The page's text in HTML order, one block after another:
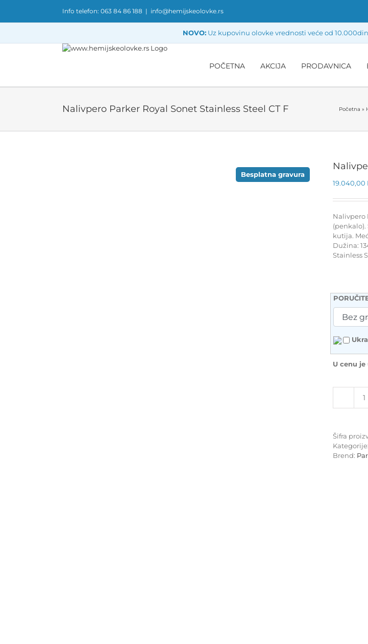
content
Info telefon: 063 84 86 188 | info@hemijskeolovke.rs
NOVO:Uz kupovinu olovke vrednosti veće od
POČETNA AKCIJA PRODAVNICA
Nalivpero Parker Royal Sonet Stainless Steel CT F Početna »
Besplatna gravura
19.040,00
Nalivpero
kutija.
Dužina:
Stainless
U cenu
Šifra
Kategorije:
Brend: